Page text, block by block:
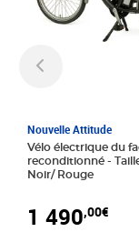
Nouvelle Attitude
Vélo électrique du
reconditionné - Taille normale -
Noir/ Rouge
1 490,00€